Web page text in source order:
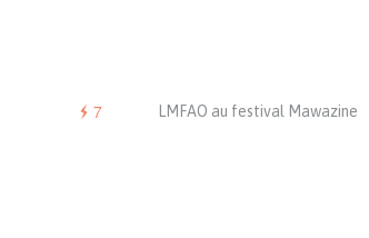
7 LMFAO au festival Mawazine